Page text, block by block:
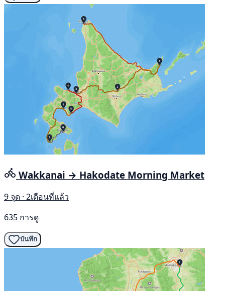
Wakkanai → Hakodate Morning Market
9 จุด · 2เดือนที่แล้ว
635 การดู
บันทึก